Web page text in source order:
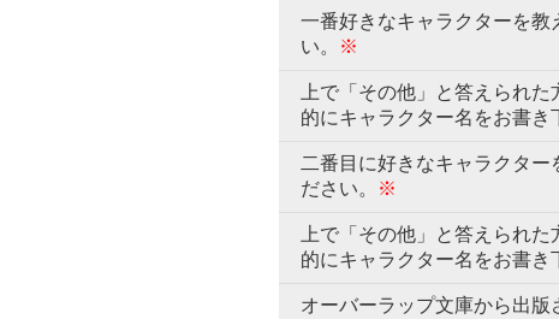
一番好きなキャラクターを教
い。
※
上で「その他」と答えられた
的にキャラクター名をお書き
二番目に好きなキャラクター
ださい。
※
上で「その他」と答えられた
的にキャラクター名をお書き
オーバーラップ文庫から出版